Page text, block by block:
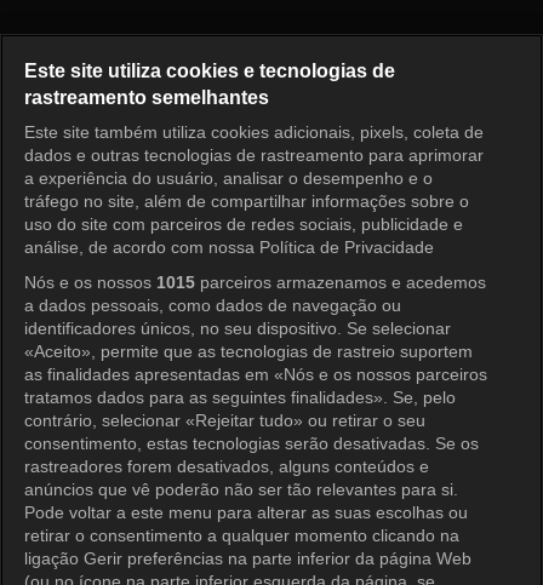
Entrar
Este site utiliza cookies e tecnologias de
rastreamento semelhantes
Este site também utiliza cookies adicionais, pixels, coleta de
dados e outras tecnologias de rastreamento para aprimorar
a experiência do usuário, analisar o desempenho e o
tráfego no site, além de compartilhar informações sobre o
uso do site com parceiros de redes sociais, publicidade e
análise, de acordo com nossa Política de Privacidade
Nós e os nossos 1015 parceiros armazenamos e acedemos
a dados pessoais, como dados de navegação ou
identificadores únicos, no seu dispositivo. Se selecionar
«Aceito», permite que as tecnologias de rastreio suportem
as finalidades apresentadas em «Nós e os nossos parceiros
tratamos dados para as seguintes finalidades». Se, pelo
contrário, selecionar «Rejeitar tudo» ou retirar o seu
consentimento, estas tecnologias serão desativadas. Se os
rastreadores forem desativados, alguns conteúdos e
anúncios que vê poderão não ser tão relevantes para si.
Pode voltar a este menu para alterar as suas escolhas ou
retirar o consentimento a qualquer momento clicando na
ligação Gerir preferências na parte inferior da página Web